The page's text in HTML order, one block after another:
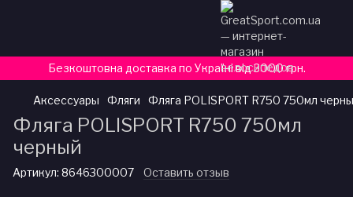
Безкоштовна доставка по Україні від 3000 грн.
Аксессуары Фляги Фляга POLISPORT R750 750мл
Фляга POLISPORT R750 750мл
черный
Артикул: 8646300007 Оставить отзыв